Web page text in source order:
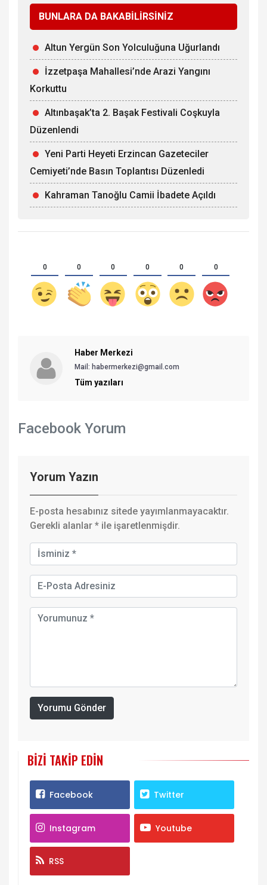
BUNLARA DA BAKABİLİRSİNİZ
Altun Yergün Son Yolculuğuna Uğurlandı
İzzetpaşa Mahallesi’nde Arazi Yangını
Korkuttu
Altınbaşak’ta 2. Başak Festivali Coşkuyla
Düzenlendi
Yeni Parti Heyeti Erzincan Gazeteciler
Cemiyeti’nde Basın Toplantısı Düzenledi
Kahraman Tanoğlu Camii İbadete Açıldı
0 0 0 0 0 0
Haber Merkezi
Mail: habermerkezi@gmail.com
Tüm yazıları
Facebook Yorum
Yorum Yazın
E-posta hesabınız sitede yayımlanmayacaktır.
Gerekli alanlar * ile işaretlenmişdir.
Yorumu Gönder
BIZI TAKIP EDIN
Facebook Twitter
Instagram Youtube
RSS